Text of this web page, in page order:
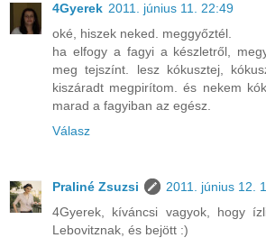
4Gyerek 2011. június 11. 22:49
oké, hiszek neked. meggyőztél.
ha elfogy a fagyi a készletről,
meg tejszínt. lesz kókusztej,
kiszáradt megpirítom. és nekem
marad a fagyiban az egész.
Válasz
Praliné Zsuzsi
2011. június 12.
4Gyerek, kíváncsi vagyok, hogy
Lebovitznak, és bejött :)